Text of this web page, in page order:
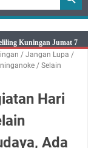
SIM Keliling Ada di
Sekarung Penuh Uang
Kewajiban, Tapi
/ Jangan Lupa /
/ Selain
Hari
Ada